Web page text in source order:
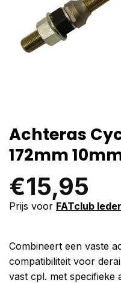
Achteras
172mm
€15,95
Prijs voor FATclub
Combineert een vaste
compatibiliteit voor
vast cpl. met specifieke